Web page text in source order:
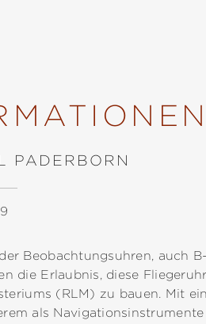
PADERBORN
Beobachtungsuhren, auch
die Erlaubnis, diese
(RLM) zu bauen. Mit
als